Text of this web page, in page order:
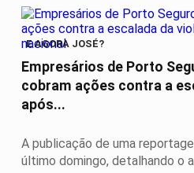
E AGORA JOSÉ?
Empresários de Porto
cobram ações contra a
após...
A publicação de uma
último domingo, detalhando o